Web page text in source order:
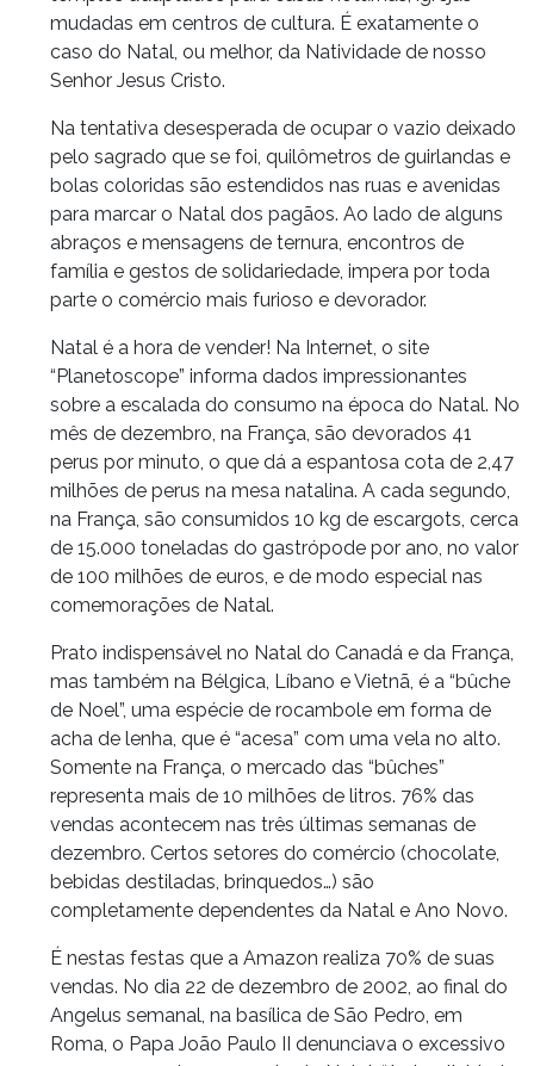
mudadas em centros de cultura. É exatamente o
caso do Natal, ou melhor, da Natividade de nosso
Senhor Jesus Cristo.
Na tentativa desesperada de ocupar o vazio deixado
pelo sagrado que se foi, quilômetros de guirlandas e
bolas coloridas são estendidos nas ruas e avenidas
para marcar o Natal dos pagãos. Ao lado de alguns
abraços e mensagens de ternura, encontros de
família e gestos de solidariedade, impera por toda
parte o comércio mais furioso e devorador.
Natal é a hora de vender! Na Internet, o site
“Planetoscope” informa dados impressionantes
sobre a escalada do consumo na época do Natal. No
mês de dezembro, na França, são devorados 41
perus por minuto, o que dá a espantosa cota de 2,47
milhões de perus na mesa natalina. A cada segundo,
na França, são consumidos 10 kg de escargots, cerca
de 15.000 toneladas do gastrópode por ano, no valor
de 100 milhões de euros, e de modo especial nas
comemorações de Natal.
Prato indispensável no Natal do Canadá e da França,
mas também na Bélgica, Líbano e Vietnã, é a “bûche
de Noel”, uma espécie de rocambole em forma de
acha de lenha, que é “acesa” com uma vela no alto.
Somente na França, o mercado das “bûches”
representa mais de 10 milhões de litros. 76% das
vendas acontecem nas três últimas semanas de
dezembro. Certos setores do comércio (chocolate,
bebidas destiladas, brinquedos…) são
completamente dependentes da Natal e Ano Novo.
É nestas festas que a Amazon realiza 70% de suas
vendas. No dia 22 de dezembro de 2002, ao final do
Angelus semanal, na basílica de São Pedro, em
Roma, o Papa João Paulo II denunciava o excessivo